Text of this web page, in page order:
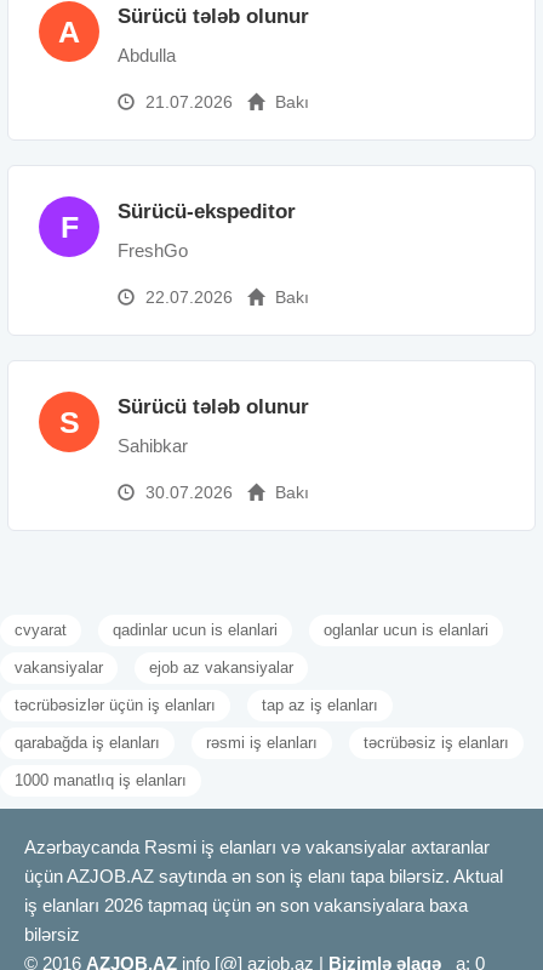
A Sürücü tələb olunur
Abdulla
21.07.2026 Bakı
F Sürücü-ekspeditor
FreshGo
22.07.2026 Bakı
S Sürücü tələb olunur
Sahibkar
30.07.2026 Bakı
cvyarat qadinlar ucun is elanlari oglanlar ucun is elanlari
vakansiyalar ejob az vakansiyalar
təcrübəsizlər üçün iş elanları tap az iş elanları
qarabağda iş elanları rəsmi iş elanları təcrübəsiz iş elanları
1000 manatlıq iş elanları
Azərbaycanda Rəsmi iş elanları və vakansiyalar axtaranlar
üçün AZJOB.AZ saytında ən son iş elanı tapa bilərsiz. Aktual
iş elanları 2026 tapmaq üçün ən son vakansiyalara baxa
bilərsiz
© 2016 AZJOB.AZ info [@] azjob.az | Bizimlə əlaqə a: 0